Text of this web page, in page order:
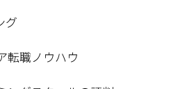
グ
転職ノウハウ